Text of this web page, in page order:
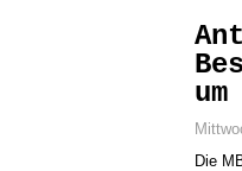
um
Die